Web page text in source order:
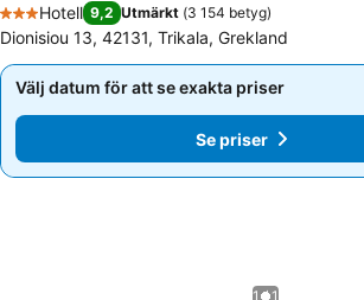
3 Stjärnor
Hotell 9,2 Utmärkt (3 154 betyg)
Dionisiou 13, 42131, Trikala, Grekland
Välj datum för att se exakta priser
Se priser
Välj datum för att se exakta priser
Se priser
1 / 1